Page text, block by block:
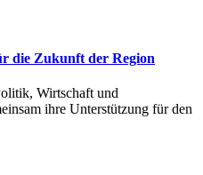
die Zukunft der Region
Wirtschaft und
ihre Unterstützung für den